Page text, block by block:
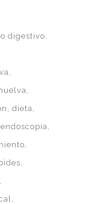
digestivo
dieta
endoscopia